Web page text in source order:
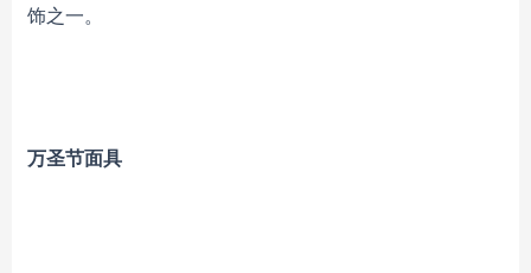
饰之一。
万圣节面具